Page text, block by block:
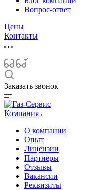
Вопрос-ответ
Цены
Контакты
Заказать звонок
Компания
О компании
Опыт
Лицензии
Партнеры
Отзывы
Вакансии
Реквизиты